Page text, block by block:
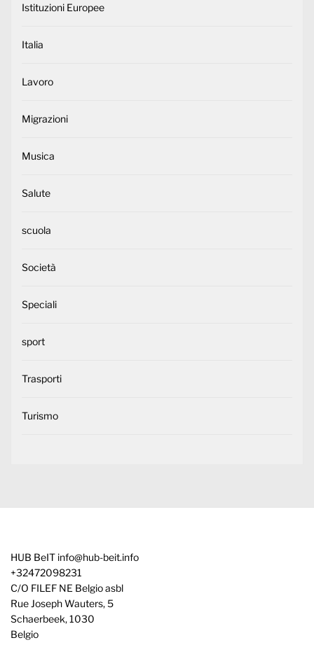
Istituzioni Europee
Italia
Lavoro
Migrazioni
Musica
Salute
scuola
Società
Speciali
sport
Trasporti
Turismo
HUB BeIT info@hub-beit.info
+32472098231
C/O FILEF NE Belgio asbl
Rue Joseph Wauters, 5
Schaerbeek,1030
Belgio